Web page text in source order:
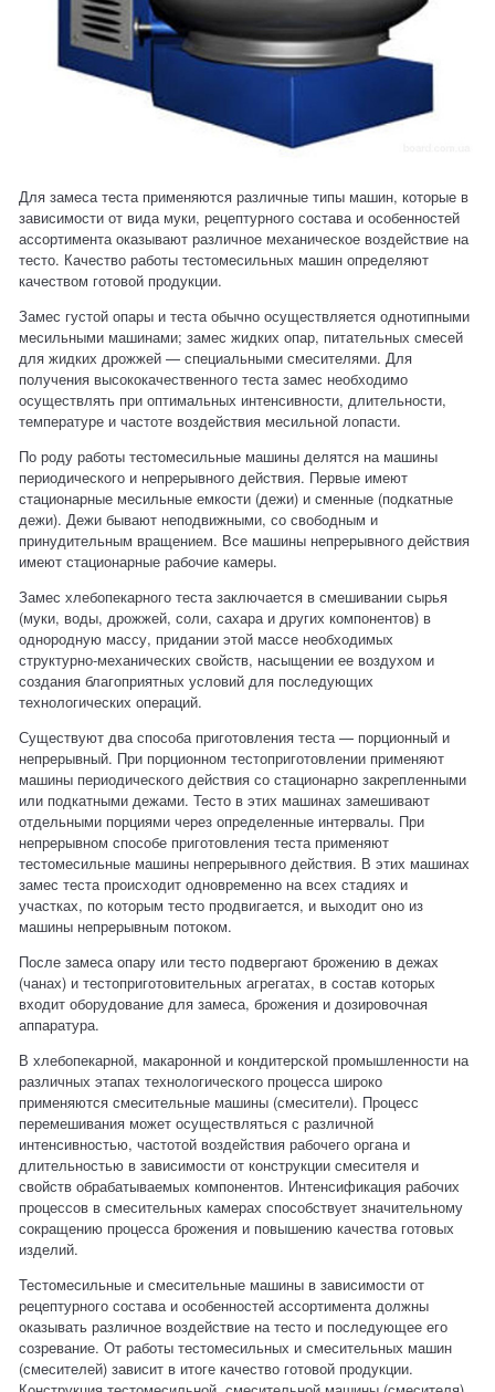
Для замеса теста применяются различные типы машин, которые в
зависимости от вида муки, рецептурного состава и особенностей
ассортимента оказывают различное механическое воздействие на
тесто. Качество работы тестомесильных машин определяют
качеством готовой продукции.
Замес густой опары и теста обычно осуществляется однотипными
месильными машинами; замес жидких опар, питательных смесей
для жидких дрожжей — специальными смесителями. Для
получения высококачественного теста замес необходимо
осуществлять при оптимальных интенсивности, длительности,
температуре и частоте воздействия месильной лопасти.
По роду работы тестомесильные машины делятся на машины
периодического и непрерывного действия. Первые имеют
стационарные месильные емкости (дежи) и сменные (подкатные
дежи). Дежи бывают неподвижными, со свободным и
принудительным вращением. Все машины непрерывного действия
имеют стационарные рабочие камеры.
Замес хлебопекарного теста заключается в смешивании сырья
(муки, воды, дрожжей, соли, сахара и других компонентов) в
однородную массу, придании этой массе необходимых
структурно-механических свойств, насыщении ее воздухом и
создания благоприятных условий для последующих
технологических операций.
Существуют два способа приготовления теста — порционный и
непрерывный. При порционном тестоприготовлении применяют
машины периодического действия со стационарно закрепленными
или подкатными дежами. Тесто в этих машинах замешивают
отдельными порциями через определенные интервалы. При
непрерывном способе приготовления теста применяют
тестомесильные машины непрерывного действия. В этих машинах
замес теста происходит одновременно на всех стадиях и
участках, по которым тесто продвигается, и выходит оно из
машины непрерывным потоком.
После замеса опару или тесто подвергают брожению в дежах
(чанах) и тестоприготовительных агрегатах, в состав которых
входит оборудование для замеса, брожения и дозировочная
аппаратура.
В хлебопекарной, макаронной и кондитерской промышленности на
различных этапах технологического процесса широко
применяются смесительные машины (смесители). Процесс
перемешивания может осуществляться с различной
интенсивностью, частотой воздействия рабочего органа и
длительностью в зависимости от конструкции смесителя и
свойств обрабатываемых компонентов. Интенсификация рабочих
процессов в смесительных камерах способствует значительному
сокращению процесса брожения и повышению качества готовых
изделий.
Тестомесильные и смесительные машины в зависимости от
рецептурного состава и особенностей ассортимента должны
оказывать различное воздействие на тесто и последующее его
созревание. От работы тестомесильных и смесительных машин
(смесителей) зависит в итоге качество готовой продукции.